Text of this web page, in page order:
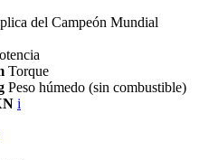
del Campeón Mundial
Torque
Peso húmedo (sin combustible)
i